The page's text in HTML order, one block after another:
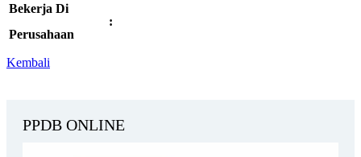
Bekerja Di
Perusahaan
:
Kembali
PPDB ONLINE